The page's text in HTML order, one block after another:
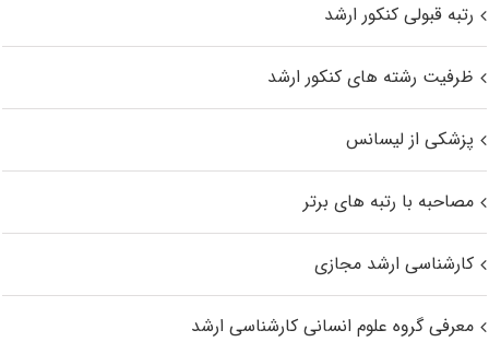
رتبه قبولی کنکور ارشد
ظرفیت رشته های کنکور ارشد
پزشکی از لیسانس
مصاحبه با رتبه های برتر
کارشناسی ارشد مجازی
معرفی گروه علوم انسانی کارشناسی ارشد